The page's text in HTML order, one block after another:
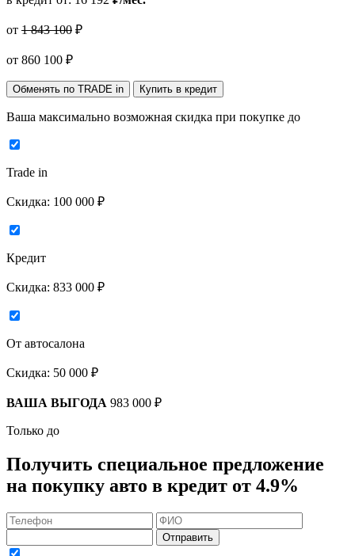
от 1 843 100 ₽
от 860 100 ₽
Обменять по TRADE in Купить в кредит
Ваша максимально возможная скидка при покупке до
Trade in
Скидка: 100 000 ₽
Кредит
Скидка: 833 000 ₽
От автосалона
Скидка: 50 000 ₽
ВАША ВЫГОДА 983 000 ₽
Только до
Получить специальное предложение
на покупку авто в кредит от 4.9%
Отправить